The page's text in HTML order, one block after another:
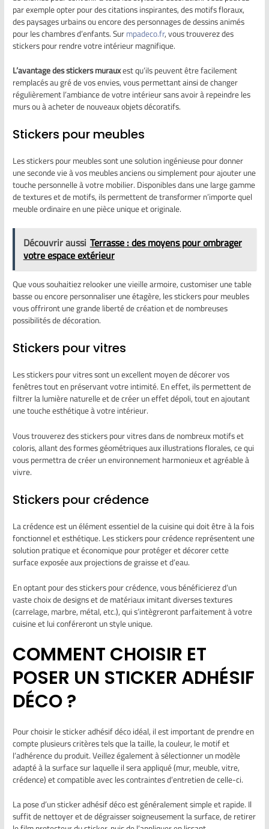
par exemple opter pour des citations inspirantes, des motifs floraux,
des paysages urbains ou encore des personnages de dessins animés
pour les chambres d’enfants. Surmpadeco.fr, vous trouverez des
stickers pour rendre votre intérieur magnifique.
L’avantage des stickers murauxest qu’ils peuvent être facilement
remplacés au gré de vos envies, vous permettant ainsi de changer
régulièrement l’ambiance de votre intérieur sans avoir à repeindre les
murs ou à acheter de nouveaux objets décoratifs.
Stickers pour meubles
Les stickers pour meubles sont une solution ingénieuse pour donner
une seconde vie à vos meubles anciens ou simplement pour ajouter une
touche personnelle à votre mobilier. Disponibles dans une large gamme
de textures et de motifs, ils permettent de transformer n’importe quel
meuble ordinaire en une pièce unique et originale.
Découvrir aussi Terrasse : des moyens pour ombrager
votre espace extérieur
Que vous souhaitiez relooker une vieille armoire, customiser une table
basse ou encore personnaliser une étagère, les stickers pour meubles
vous offriront une grande liberté de création et de nombreuses
possibilités de décoration.
Stickers pour vitres
Les stickers pour vitres sont un excellent moyen de décorer vos
fenêtres tout en préservant votre intimité. En effet, ils permettent de
filtrer la lumière naturelle et de créer un effet dépoli, tout en ajoutant
une touche esthétique à votre intérieur.
Vous trouverez des stickers pour vitres dans de nombreux motifs et
coloris, allant des formes géométriques aux illustrations florales, ce qui
vous permettra de créer un environnement harmonieux et agréable à
vivre.
Stickers pour crédence
La crédence est un élément essentiel de la cuisine qui doit être à la fois
fonctionnel et esthétique. Les stickers pour crédence représentent une
solution pratique et économique pour protéger et décorer cette
surface exposée aux projections de graisse et d’eau.
En optant pour des stickers pour crédence, vous bénéficierez d’un
vaste choix de designs et de matériaux imitant diverses textures
(carrelage, marbre, métal, etc.), qui s’intègreront parfaitement à votre
cuisine et lui conféreront un style unique.
COMMENT CHOISIR ET
POSER UN STICKER ADHÉSIF
DÉCO ?
Pour choisir le sticker adhésif déco idéal, il est important de prendre en
compte plusieurs critères tels que la taille, la couleur, le motif et
l’adhérence du produit. Veillez également à sélectionner un modèle
adapté à la surface sur laquelle il sera appliqué (mur, meuble, vitre,
crédence) et compatible avec les contraintes d’entretien de celle-ci.
La pose d’un sticker adhésif déco est généralement simple et rapide. Il
suffit de nettoyer et de dégraisser soigneusement la surface, de retirer